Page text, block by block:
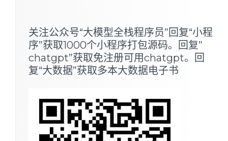
关注公众号“大模型全栈程序员”回复“小程
序”获取1000个小程序打包源码。回复”
chatgpt”获取免注册可用chatgpt。回
复“大数据”获取多本大数据电子书